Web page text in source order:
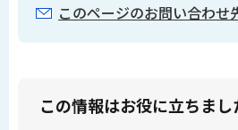
このページのお問い合わせ
この情報はお役に立ちまし